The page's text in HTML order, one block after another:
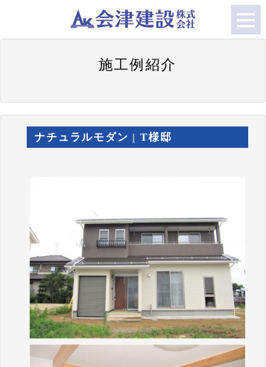
施工例紹介
ナチュラルモダン | T様邸